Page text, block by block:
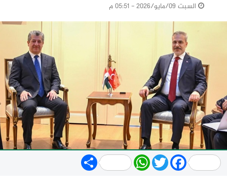
السبت 09/مايو/2026 - 05:51 م
Share WhatsApp
TwitterFacebook